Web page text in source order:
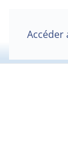
Accéder
Site